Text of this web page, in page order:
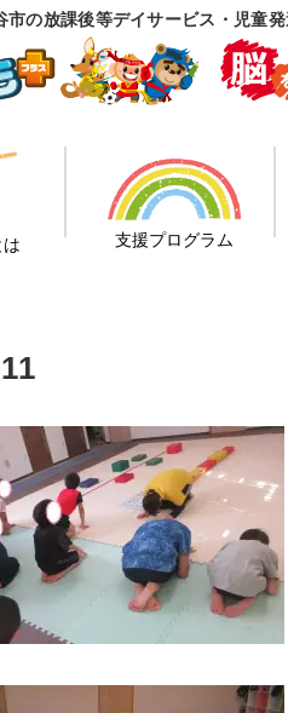
市の放課後等デイサービス・児童
は
支援プログラム